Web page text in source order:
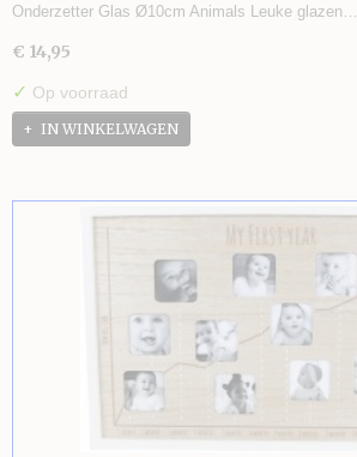
Onderzetter Glas Ø10cm Animals Leuke glazen…
€ 14,95
✓ Op voorraad
IN WINKELWAGEN